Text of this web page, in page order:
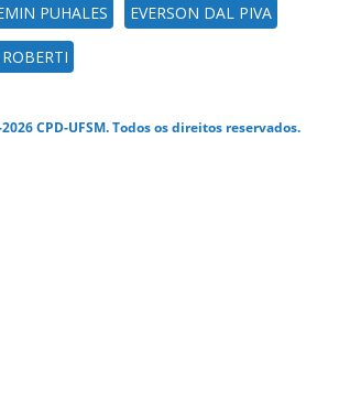
PUHALES EVERSON DAL PIVA
CPD-UFSM. Todos os direitos reservados.